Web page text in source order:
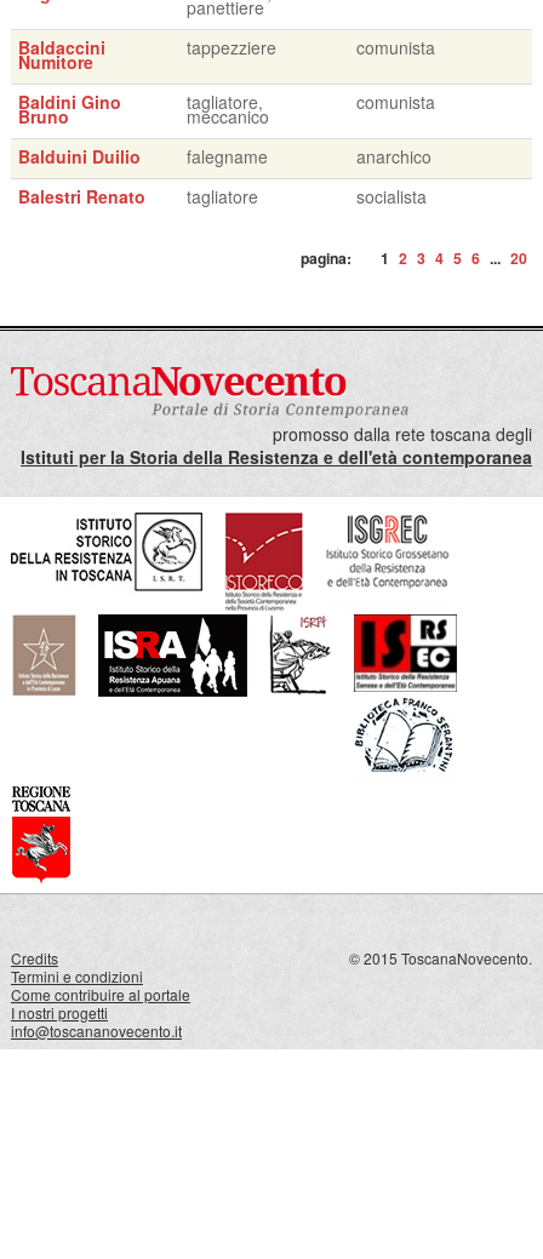
panettiere
Baldaccini
Numitore
tappezziere comunista
Baldini Gino
Bruno
tagliatore,
meccanico
comunista
Balduini Duilio falegname
anarchico
Balestri Renato
tagliatore socialista
pagina: 1 2 3 4 5 6 ... 20
promosso dalla rete toscana degli
Istituti per la Storia della Resistenza e dell'età contemporanea
Credits
Termini e condizioni
Come contribuire al portale
I nostri progetti
info@toscananovecento.it
© 2015 ToscanaNovecento.